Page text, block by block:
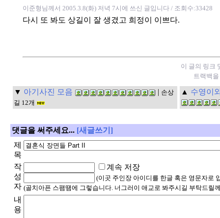
이준형님께서 2005.3.8(화) 저녁 7시에 쓰신 글입니다 / 조회수:33428
다시 또 봐도 상길이 잘 생겼고 희정이 이쁘다.
이 글의 링크
트랙백
▼ 아기사진 모음 | 손상
길 12개
▲ 수영이
댓글을 써주세요... [새글쓰기]
제
목
작
성
자
계속 저장
(이곳 주인장 아이디를 한글 혹은 영문자로
(골치아픈 스팸땜에 그렇습니다. 너그러이 애교로 봐주시길 부탁드릴
내
용